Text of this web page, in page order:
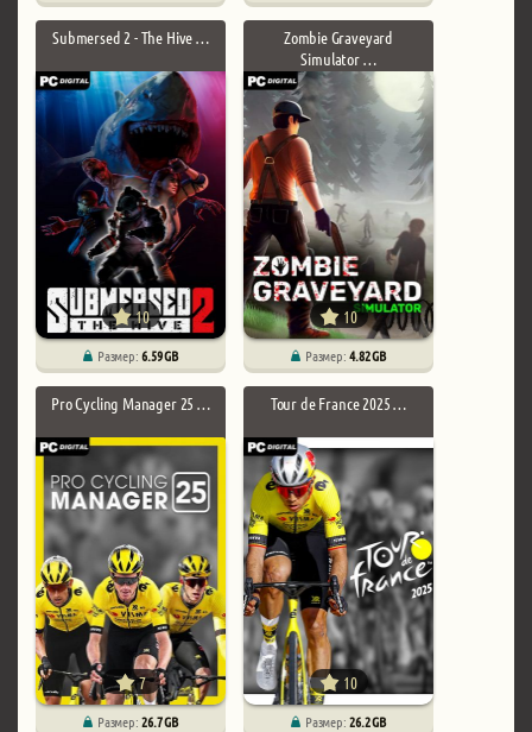
Submersed 2 - The Hive …
10
Размер:6.59 GB
Zombie Graveyard
Simulator …
10
Размер:4.82 GB
Pro Cycling Manager 25 …
7
Размер:26.7 GB
Tour de France 2025 …
10
Размер:26.2 GB